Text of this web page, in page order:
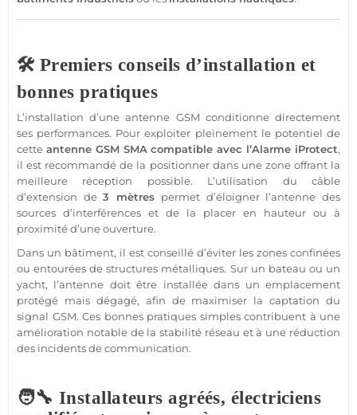
🛠️ Premiers conseils d’installation et
bonnes pratiques
L’installation d’uneantenne GSM conditionne directement
ses performances. Pour exploiter pleinement le potentiel de
cette antenne GSMSMAcompatible avec l’Alarme iProtect,
il est recommandé de la positionner dans une zone offrant la
meilleure réception possible. L’utilisation du câble
d’extension de3 mètres permet d’éloigner l’antenne des
sources d’interférences et de la placer en hauteur ou à
proximité d’une ouverture.
Dans un bâtiment, il est conseillé d’éviter les zones confinées
ou entourées de structures métalliques. Sur un bateau ou un
yacht, l’antenne doit être installée dans un emplacement
protégé mais dégagé, afin de maximiser la captation du
signal GSM. Ces bonnes pratiques simples contribuent à une
amélioration notable de la stabilité réseau et à une réduction
des incidents de communication.
🧑‍🔧 Installateurs agréés, électriciens